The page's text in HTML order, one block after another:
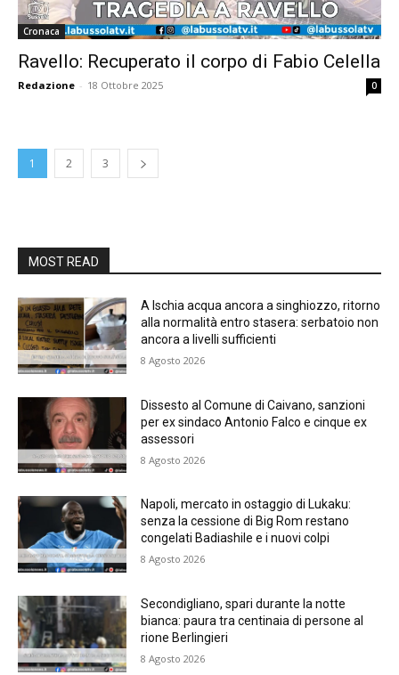
Cronaca
Ravello: Recuperato il corpo di Fabio Celella
Redazione - 18 Ottobre 2025 0
1 2 3
MOST READ
A Ischia acqua ancora a singhiozzo, ritorno
alla normalità entro stasera: serbatoio non
ancora a livelli sufficienti
8 Agosto 2026
Dissesto al Comune di Caivano, sanzioni
per ex sindaco Antonio Falco e cinque ex
assessori
8 Agosto 2026
Napoli, mercato in ostaggio di Lukaku:
senza la cessione di Big Rom restano
congelati Badiashile e i nuovi colpi
8 Agosto 2026
Secondigliano, spari durante la notte
bianca: paura tra centinaia di persone al
rione Berlingieri
8 Agosto 2026